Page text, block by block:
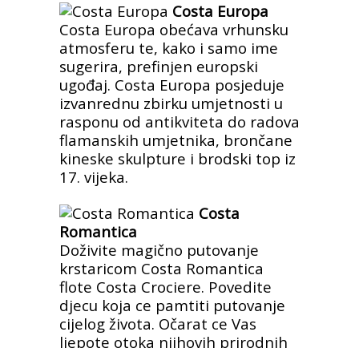
Costa Europa
Costa Europa obećava vrhunsku
atmosferu te, kako i samo ime
sugerira, prefinjen europski
ugođaj. Costa Europa posjeduje
izvanrednu zbirku umjetnosti u
rasponu od antikviteta do radova
flamanskih umjetnika, brončane
kineske skulpture i brodski top iz
17. vijeka.
Costa
Romantica
Doživite magično putovanje
krstaricom Costa Romantica
flote Costa Crociere. Povedite
djecu koja ce pamtiti putovanje
cijelog života. Očarat ce Vas
ljepote otoka njihovih prirodnih